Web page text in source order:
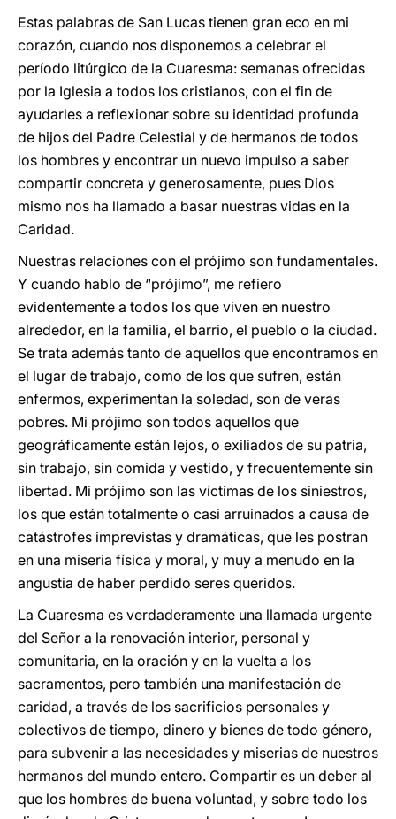
Estas palabras de San Lucas tienen gran eco en mi
corazón, cuando nos disponemos a celebrar el
período litúrgico de la Cuaresma: semanas ofrecidas
por la Iglesia a todos los cristianos, con el fin de
ayudarles a reflexionar sobre su identidad profunda
de hijos del Padre Celestial y de hermanos de todos
los hombres y encontrar un nuevo impulso a saber
compartir concreta y generosamente, pues Dios
mismo nos ha llamado a basar nuestras vidas en la
Caridad.
Nuestras relaciones con el prójimo son fundamentales.
Y cuando hablo de “prójimo”, me refiero
evidentemente a todos los que viven en nuestro
alrededor, en la familia, el barrio, el pueblo o la ciudad.
Se trata además tanto de aquellos que encontramos en
el lugar de trabajo, como de los que sufren, están
enfermos, experimentan la soledad, son de veras
pobres. Mi prójimo son todos aquellos que
geográficamente están lejos, o exiliados de su patria,
sin trabajo, sin comida y vestido, y frecuentemente sin
libertad. Mi prójimo son las víctimas de los siniestros,
los que están totalmente o casi arruinados a causa de
catástrofes imprevistas y dramáticas, que les postran
en una miseria física y moral, y muy a menudo en la
angustia de haber perdido seres queridos.
La Cuaresma es verdaderamente una llamada urgente
del Señor a la renovación interior, personal y
comunitaria, en la oración y en la vuelta a los
sacramentos, pero también una manifestación de
caridad, a través de los sacrificios personales y
colectivos de tiempo, dinero y bienes de todo género,
para subvenir a las necesidades y miserias de nuestros
hermanos del mundo entero. Compartir es un deber al
que los hombres de buena voluntad, y sobre todo los